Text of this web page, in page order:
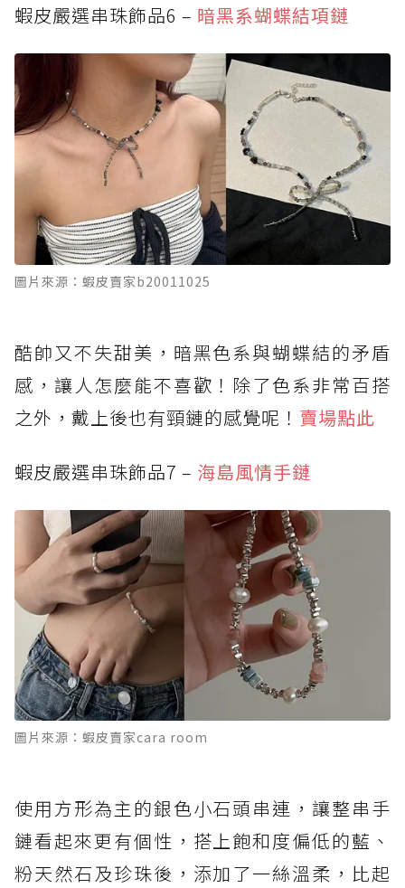
蝦皮嚴選串珠飾品6 – 暗黑系蝴蝶結項鏈
圖片來源：蝦皮賣家b20011025
酷帥又不失甜美，暗黑色系與蝴蝶結的矛盾
感，讓人怎麼能不喜歡！除了色系非常百搭
之外，戴上後也有頸鏈的感覺呢！ 賣場點此
蝦皮嚴選串珠飾品7 – 海島風情手鏈
圖片來源：蝦皮賣家cara room
使用方形為主的銀色小石頭串連，讓整串手
鏈看起來更有個性，搭上飽和度偏低的藍、
粉天然石及珍珠後，添加了一絲溫柔，比起